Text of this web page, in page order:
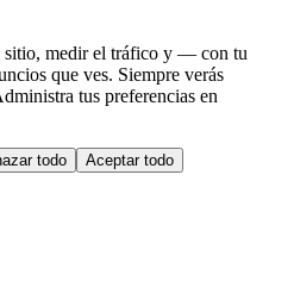
sitio, medir el tráfico y — con tu
que ves. Siempre verás
tus preferencias en
todo Aceptar todo